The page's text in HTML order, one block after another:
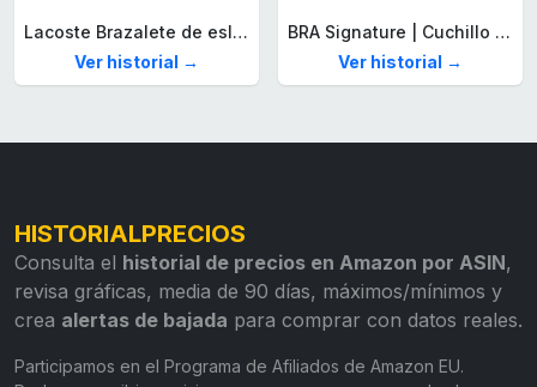
Lacoste Brazalete de eslabón para Hombre Colección STENCIL de Acero inoxidable
Ver historial →
BRA Signature | Cuchillo tomatero 120 mm, Acero Inoxidable alemán forjado con Molibdeno Vanadio, Mango Remachado ABS, Diseño Ergonómico, Hoja 1,6 mm espesor
Ver historial →
HISTORIALPRECIOS
Consulta el historial de precios en Amazon por ASIN,
revisa gráficas, media de 90 días, máximos/mínimos y
crea alertas de bajada para comprar con datos reales.
Participamos en el Programa de Afiliados de Amazon EU.